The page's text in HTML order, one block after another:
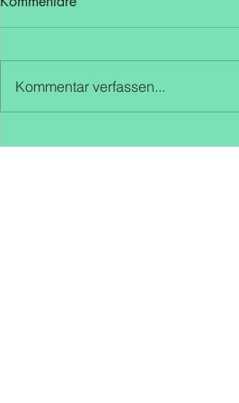
U16 bleibt in der Oberliga
Kommentar verfassen...